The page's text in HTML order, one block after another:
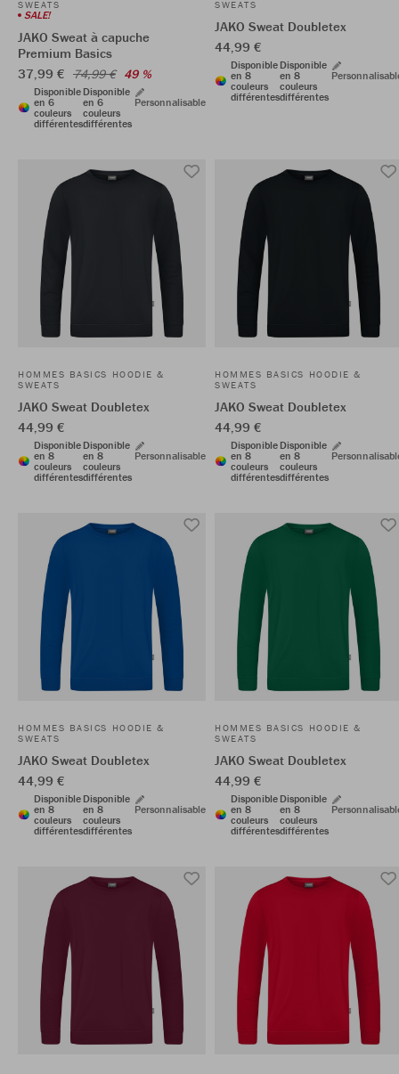
SWEATS
SALE!
JAKO Sweat à capuche
Premium Basics
37,99 € 74,99 € 49 %
Disponible
en 6
couleurs
différentes
Disponible
en 6
couleurs
différentes
Personnalisable
SWEATS
JAKO Sweat Doubletex
44,99 €
Disponible
en 8
couleurs
différentes
Disponible
en 8
couleurs
différentes
HOMMES BASICS HOODIE &
SWEATS
JAKO Sweat Doubletex
44,99 €
Disponible
en 8
couleurs
différentes
Disponible
en 8
couleurs
différentes
Personnalisable
HOMMES BASICS HOODIE &
SWEATS
JAKO Sweat Doubletex
44,99 €
Disponible
en 8
couleurs
différentes
Disponible
en 8
couleurs
différentes
HOMMES BASICS HOODIE &
SWEATS
JAKO Sweat Doubletex
44,99 €
Disponible
en 8
couleurs
différentes
Disponible
en 8
couleurs
différentes
Personnalisable
HOMMES BASICS HOODIE &
SWEATS
JAKO Sweat Doubletex
44,99 €
Disponible
en 8
couleurs
différentes
Disponible
en 8
couleurs
différentes